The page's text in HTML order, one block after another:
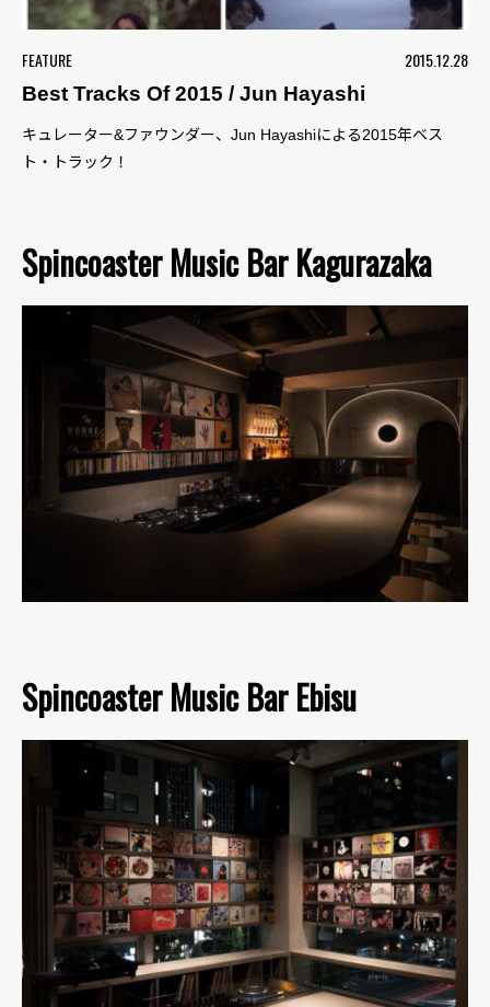
FEATURE
2015.12.28
Best Tracks Of 2015 / Jun Hayashi
キュレーター&ファウンダー、Jun Hayashiによる2015年ベス
ト・トラック！
Spincoaster Music Bar Kagurazaka
Spincoaster Music Bar Ebisu